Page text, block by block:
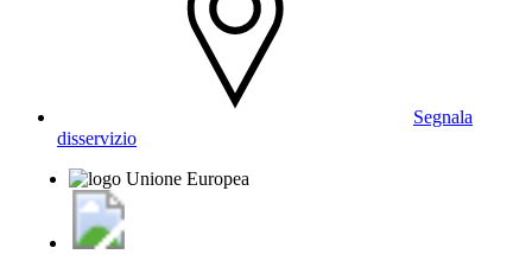
Segnala
disservizio